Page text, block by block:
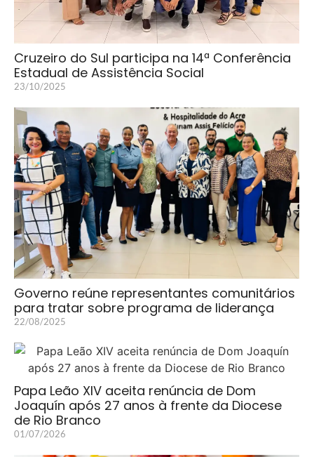
Cruzeiro do Sul participa na 14ª Conferência
Estadual de Assistência Social
23/10/2025
Governo reúne representantes comunitários
para tratar sobre programa de liderança
22/08/2025
Papa Leão XIV aceita renúncia de Dom
Joaquín após 27 anos à frente da Diocese
de Rio Branco
01/07/2026